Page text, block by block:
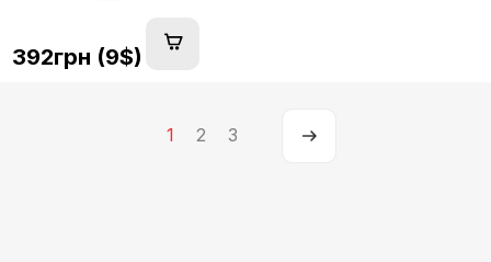
392грн (9$)
1 2 3